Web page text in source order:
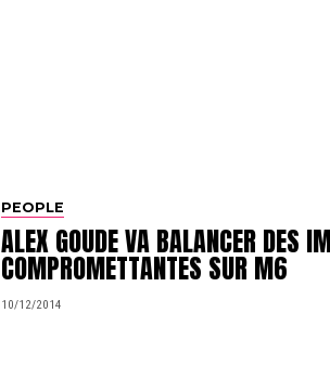
PEOPLE
ALEX GOUDE VA BALANCER DES
COMPROMETTANTES SUR M6
10/12/2014